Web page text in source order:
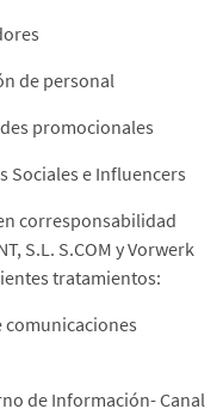
de personal
promocionales
e Influencers
corresponsabilidad
S.L. S.COM y Vorwerk
tratamientos:
de Información- Canal